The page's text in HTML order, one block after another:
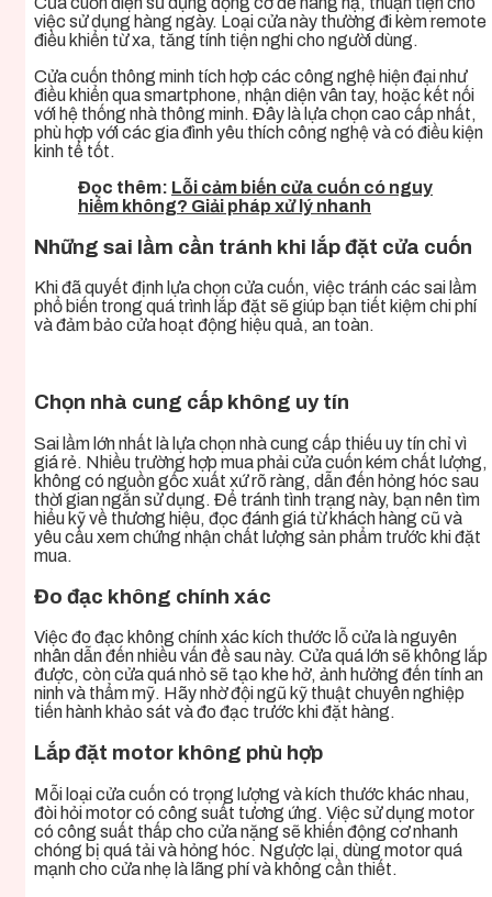
việc sử dụng hàng ngày. Loại cửa này thường đi kèm remote
điều khiển từ xa, tăng tính tiện nghi cho người dùng.
Cửa cuốn thông minh tích hợp các công nghệ hiện đại như
điều khiển qua smartphone, nhận diện vân tay, hoặc kết nối
với hệ thống nhà thông minh. Đây là lựa chọn cao cấp nhất,
phù hợp với các gia đình yêu thích công nghệ và có điều kiện
kinh tế tốt.
Đọc thêm: Lỗi cảm biến cửa cuốn có nguy
hiểm không? Giải pháp xử lý nhanh
Những sai lầm cần tránh khi lắp đặt cửa cuốn
Khi đã quyết định lựa chọn cửa cuốn, việc tránh các sai lầm
phổ biến trong quá trình lắp đặt sẽ giúp bạn tiết kiệm chi phí
và đảm bảo cửa hoạt động hiệu quả, an toàn.
Chọn nhà cung cấp không uy tín
Sai lầm lớn nhất là lựa chọn nhà cung cấp thiếu uy tín chỉ vì
giá rẻ. Nhiều trường hợp mua phải cửa cuốn kém chất lượng,
không có nguồn gốc xuất xứ rõ ràng, dẫn đến hỏng hóc sau
thời gian ngắn sử dụng. Để tránh tình trạng này, bạn nên tìm
hiểu kỹ về thương hiệu, đọc đánh giá từ khách hàng cũ và
yêu cầu xem chứng nhận chất lượng sản phẩm trước khi đặt
mua.
Đo đạc không chính xác
Việc đo đạc không chính xác kích thước lỗ cửa là nguyên
nhân dẫn đến nhiều vấn đề sau này. Cửa quá lớn sẽ không lắp
được, còn cửa quá nhỏ sẽ tạo khe hở, ảnh hưởng đến tính an
ninh và thẩm mỹ. Hãy nhờ đội ngũ kỹ thuật chuyên nghiệp
tiến hành khảo sát và đo đạc trước khi đặt hàng.
Lắp đặt motor không phù hợp
Mỗi loại cửa cuốn có trọng lượng và kích thước khác nhau,
đòi hỏi motor có công suất tương ứng. Việc sử dụng motor
có công suất thấp cho cửa nặng sẽ khiến động cơ nhanh
chóng bị quá tải và hỏng hóc. Ngược lại, dùng motor quá
mạnh cho cửa nhẹ là lãng phí và không cần thiết.